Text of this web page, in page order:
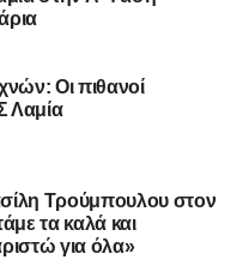
Οι πιθανοί
Λαμία
Τρούμπουλου στον
τα καλά και
για όλα»